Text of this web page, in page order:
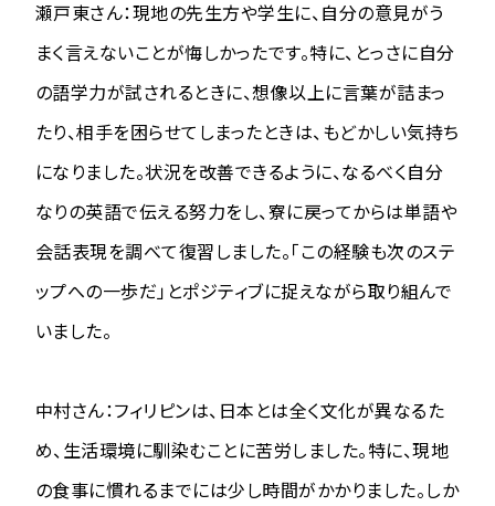
瀬戸東さん：現地の先生方や学生に、自分の意見がう
まく言えないことが悔しかったです。特に、とっさに自分
の語学力が試されるときに、想像以上に言葉が詰まっ
たり、相手を困らせてしまったときは、もどかしい気持ち
になりました。状況を改善できるように、なるべく自分
なりの英語で伝える努力をし、寮に戻ってからは単語や
会話表現を調べて復習しました。「この経験も次のステ
ップへの一歩だ」とポジティブに捉えながら取り組んで
いました。
中村さん：フィリピンは、日本とは全く文化が異なるた
め、生活環境に馴染むことに苦労しました。特に、現地
の食事に慣れるまでには少し時間がかかりました。しか